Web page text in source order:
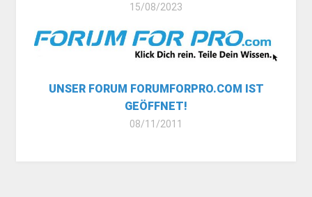
15/08/2023
UNSER FORUM FORUMFORPRO.COM IST
GEÖFFNET!
08/11/2011